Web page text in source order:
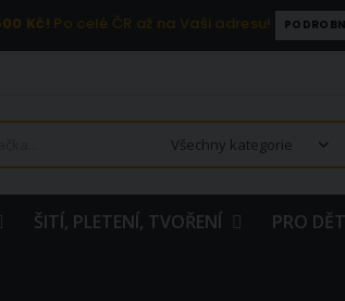
Kč! Po celé ČR až na Vaši adresu!
ŠITÍ, PLETENÍ, TVOŘENÍ PRO